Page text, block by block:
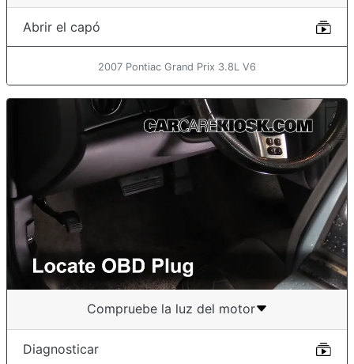
Abrir el capó
2007 Pontiac Grand Prix 3.8L V6
Compruebe la luz del motor
Diagnosticar